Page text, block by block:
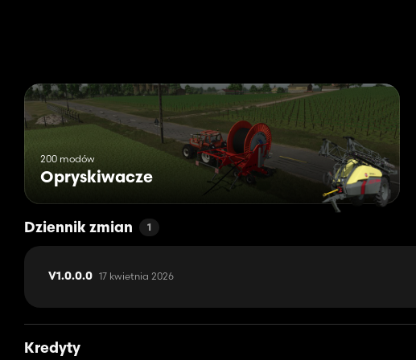
200 modów
Opryskiwacze
Dziennik zmian 1
V1.0.0.0 17 kwietnia 2026
Kredyty